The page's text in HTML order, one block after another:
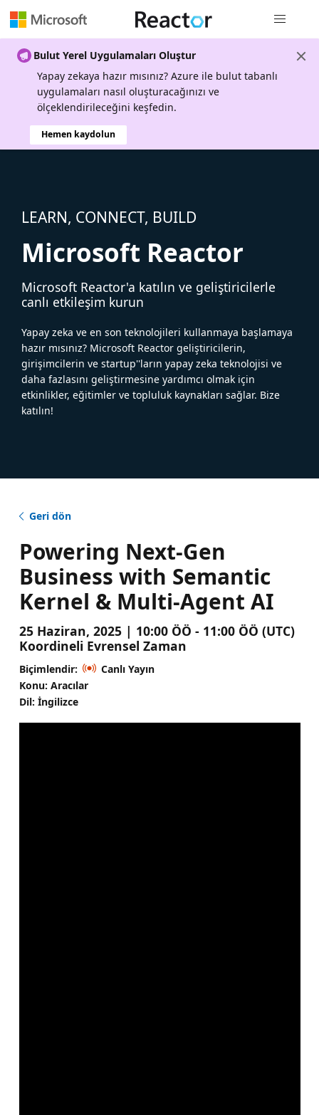
Bulut Yerel Uygulamaları Oluştur
Yapay zekaya hazır mısınız? Azure ile bulut tabanlı
uygulamaları nasıl oluşturacağınızı ve
ölçeklendirileceğini keşfedin.
Hemen kaydolun
LEARN, CONNECT, BUILD
Microsoft Reactor
Microsoft Reactor'a katılın ve geliştiricilerle
canlı etkileşim kurun
Yapay zeka ve en son teknolojileri kullanmaya başlamaya
hazır mısınız? Microsoft Reactor geliştiricilerin,
girişimcilerin ve startup''ların yapay zeka teknolojisi ve
daha fazlasını geliştirmesine yardımcı olmak için
etkinlikler, eğitimler ve topluluk kaynakları sağlar. Bize
katılın!
Geri dön
Powering Next-Gen
Business with Semantic
Kernel & Multi-Agent AI
25 Haziran, 2025 | 10:00 ÖÖ - 11:00 ÖÖ (UTC)
Koordineli Evrensel Zaman
Biçimlendir:
Canlı Yayın
Konu: Aracılar
Dil: İngilizce